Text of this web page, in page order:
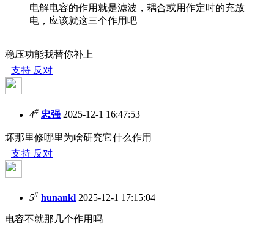
电解电容的作用就是滤波，耦合或用作定时的充放
电，应该就这三个作用吧
稳压功能我替你补上
支持 反对
4# 忠强 2025-12-1 16:47:53
坏那里修哪里为啥研究它什么作用
支持 反对
5# hunankl 2025-12-1 17:15:04
电容不就那几个作用吗